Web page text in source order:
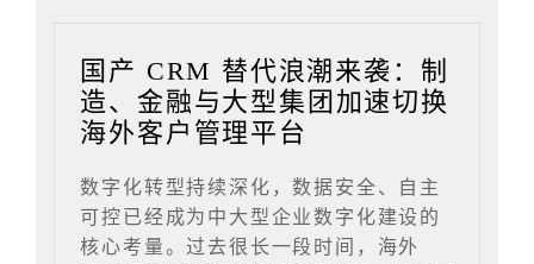
国产 CRM 替代浪潮来袭：制
造、金融与大型集团加速切换
海外客户管理平台
数字化转型持续深化，数据安全、自主
可控已经成为中大型企业数字化建设的
核心考量。过去很长一段时间，海外